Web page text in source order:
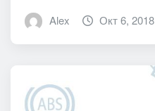
Alex Окт 6, 2018